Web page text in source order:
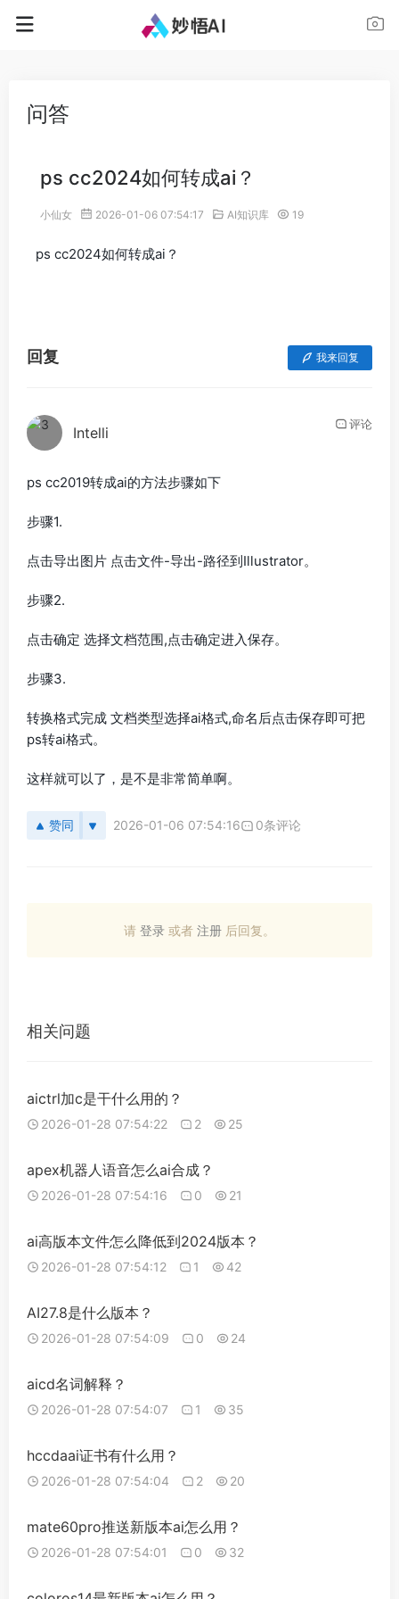
问答
ps cc2024如何转成ai？
小仙女 2026-01-06 07:54:17 AI知识库 19
ps cc2024如何转成ai？
回复 我来回复
Intelli 评论
ps cc2019转成ai的方法步骤如下
步骤1.
点击导出图片 点击文件-导出-路径到Illustrator。
步骤2.
点击确定 选择文档范围,点击确定进入保存。
步骤3.
转换格式完成 文档类型选择ai格式,命名后点击保存即可把
ps转ai格式。
这样就可以了，是不是非常简单啊。
赞同 2026-01-06 07:54:16 0条评论
请 登录 或者 注册 后回复。
相关问题
aictrl加c是干什么用的？
2026-01-28 07:54:22 2 25
apex机器人语音怎么ai合成？
2026-01-28 07:54:16 0 21
ai高版本文件怎么降低到2024版本？
2026-01-28 07:54:12 1 42
AI27.8是什么版本？
2026-01-28 07:54:09 0 24
aicd名词解释？
2026-01-28 07:54:07 1 35
hccdaai证书有什么用？
2026-01-28 07:54:04 2 20
mate60pro推送新版本ai怎么用？
2026-01-28 07:54:01 0 32